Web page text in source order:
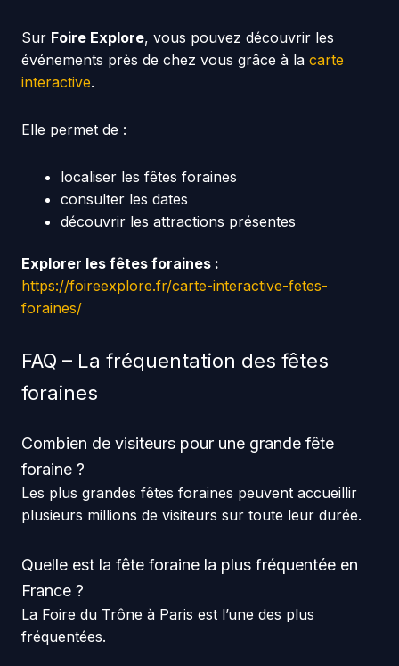
Sur Foire Explore, vous pouvez découvrir les
événements près de chez vous grâce à la carte
interactive.
Elle permet de :
localiser les fêtes foraines
consulter les dates
découvrir les attractions présentes
Explorer les fêtes foraines :
https://foireexplore.fr/carte-interactive-fetes-
foraines/
FAQ – La fréquentation des fêtes
foraines
Combien de visiteurs pour une grande fête
foraine ?
Les plus grandes fêtes foraines peuvent accueillir
plusieurs millions de visiteurs sur toute leur durée.
Quelle est la fête foraine la plus fréquentée en
France ?
La Foire du Trône à Paris est l’une des plus
fréquentées.